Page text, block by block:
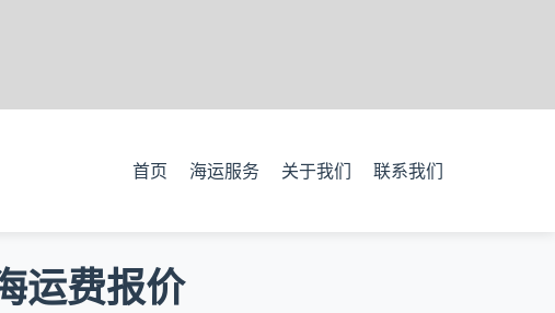
首页 海运服务 关于我们 联系我们
运费报价